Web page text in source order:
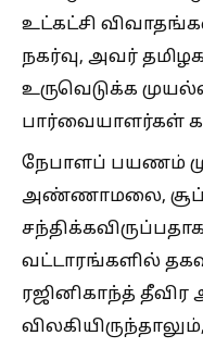
உட்கட்சி
நகர்வு, அவர்
உருவெடுக்க
பார்வையாளர்கள்
நேபாளப் பயணம்
அண்ணாமலை,
வட்டாரங்களில்
ரஜினிகாந்த் தீவிர